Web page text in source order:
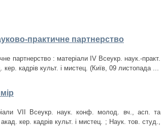
практичне партнерство
партнерство : матеріали IV Всеукр. наук.-практ.
кадрів культ. і мистец. (Київ, 09 листопада ...
VIІ Всеукр. наук. конф. молод. вч., асп. та
кер. кадрів культ. і мистец. ; Наук. тов. студ.,